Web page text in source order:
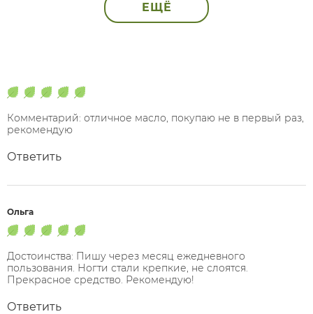
ЕЩЁ
Комментарий: отличное масло, покупаю не в первый раз,
рекомендую
Ответить
Ольга
Достоинства: Пишу через месяц ежедневного
пользования. Ногти стали крепкие, не слоятся.
Прекрасное средство. Рекомендую!
Ответить